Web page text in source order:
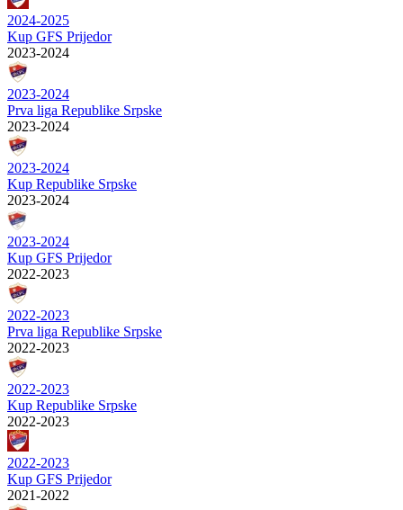
2024-2025
Kup GFS Prijedor
2023-2024
2023-2024
Prva liga Republike Srpske
2023-2024
2023-2024
Kup Republike Srpske
2023-2024
2023-2024
Kup GFS Prijedor
2022-2023
2022-2023
Prva liga Republike Srpske
2022-2023
2022-2023
Kup Republike Srpske
2022-2023
2022-2023
Kup GFS Prijedor
2021-2022